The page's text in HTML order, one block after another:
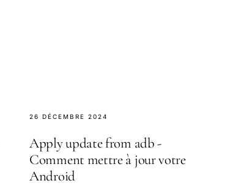
26 DÉCEMBRE 2024
Apply update from adb -
Comment mettre à jour votre
Android